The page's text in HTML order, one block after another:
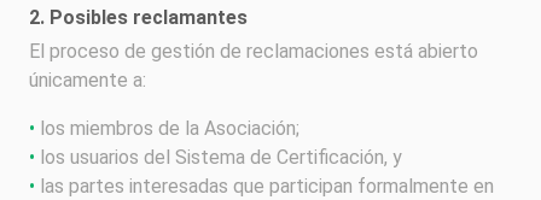
2. Posibles reclamantes
El proceso de gestión de reclamaciones está abierto
únicamente a:
• los miembros de la Asociación;
• los usuarios del Sistema de Certificación, y
• las partes interesadas que participan formalmente en